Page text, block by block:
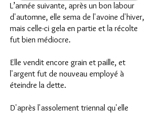
L’année suivante, après un bon labour
d'automne, elle sema de l'avoine d'hiver,
mais celle-ci gela en partie et la récolte
fut bien médiocre.
Elle vendit encore grain et paille, et
l'argent fut de nouveau employé à
éteindre la dette.
D'après l'assolement triennal qu'elle